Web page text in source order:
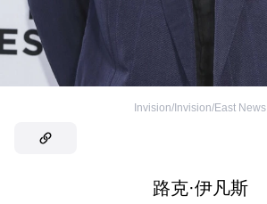
Invision/Invision/East News
路克·伊凡斯